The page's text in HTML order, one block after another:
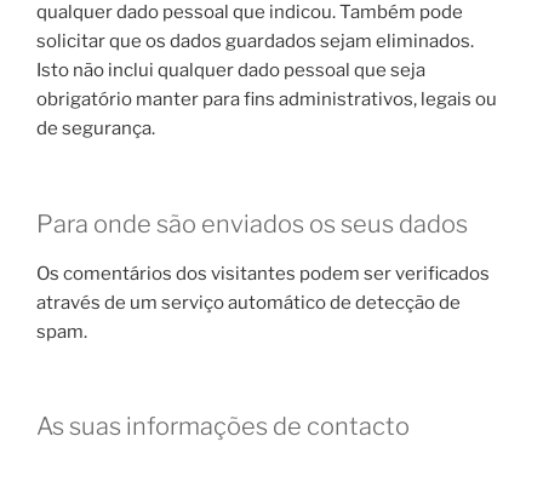
qualquer dado pessoal que indicou. Também pode
solicitar que os dados guardados sejam eliminados.
Isto não inclui qualquer dado pessoal que seja
obrigatório manter para fins administrativos, legais ou
de segurança.
Para onde são enviados os seus dados
Os comentários dos visitantes podem ser verificados
através de um serviço automático de detecção de
spam.
As suas informações de contacto